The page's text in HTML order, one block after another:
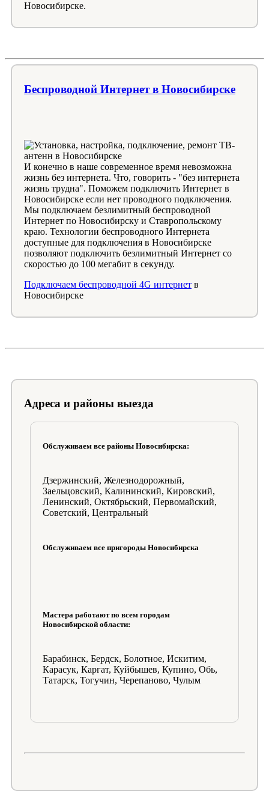
Новосибирске.
Беспроводной Интернет в Новосибирске
И конечно в наше современное время невозможна
жизнь без интернета. Что, говорить - "без интернета
жизнь трудна". Поможем подключить Интернет в
Новосибирске если нет проводного подключения.
Мы подключаем безлимитный беспроводной
Интернет по Новосибирску и Ставропольскому
краю. Технологии беспроводного Интернета
доступные для подключения в Новосибирске
позволяют подключить безлимитный Интернет со
скоростью до 100 мегабит в секунду.
Подключаем беспроводной 4G интернет в
Новосибирске
Адреса и районы выезда
Обслуживаем все районы Новосибирска:
Дзержинский, Железнодорожный,
Заельцовский, Калининский, Кировский,
Ленинский, Октябрьский, Первомайский,
Советский, Центральный
Обслуживаем все пригороды Новосибирска
Мастера работают по всем городам
Новосибирской области:
Барабинск, Бердск, Болотное, Искитим,
Карасук, Каргат, Куйбышев, Купино, Обь,
Татарск, Тогучин, Черепаново, Чулым